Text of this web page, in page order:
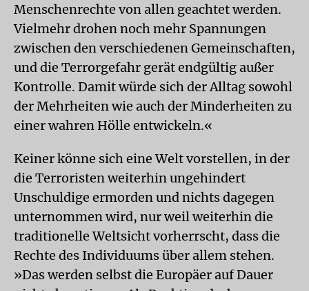
Menschenrechte von allen geachtet werden.
Vielmehr drohen noch mehr Spannungen
zwischen den verschiedenen Gemeinschaften,
und die Terrorgefahr gerät endgültig außer
Kontrolle. Damit würde sich der Alltag sowohl
der Mehrheiten wie auch der Minderheiten zu
einer wahren Hölle entwickeln.«
Keiner könne sich eine Welt vorstellen, in der
die Terroristen weiterhin ungehindert
Unschuldige ermorden und nichts dagegen
unternommen wird, nur weil weiterhin die
traditionelle Weltsicht vorherrscht, dass die
Rechte des Individuums über allem stehen.
»Das werden selbst die Europäer auf Dauer